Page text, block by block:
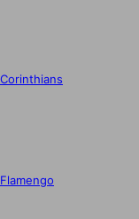
Corinthians
Flamengo